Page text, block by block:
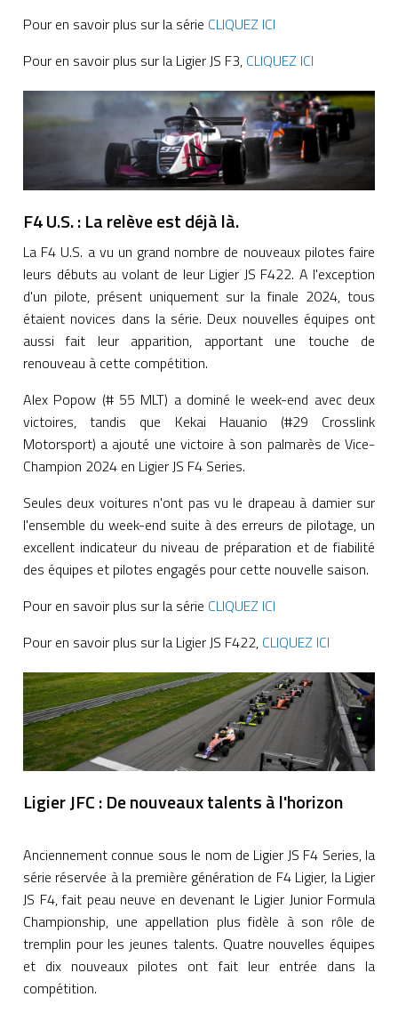
Pour en savoir plus sur la série CLIQUEZ ICI
Pour en savoir plus sur la Ligier JS F3, CLIQUEZ ICI
F4 U.S. : La relève est déjà là.
La F4 U.S. a vu un grand nombre de nouveaux pilotes faire
leurs débuts au volant de leur Ligier JS F422. A l'exception
d'un pilote, présent uniquement sur la finale 2024, tous
étaient novices dans la série. Deux nouvelles équipes ont
aussi fait leur apparition, apportant une touche de
renouveau à cette compétition.
Alex Popow (# 55 MLT) a dominé le week-end avec deux
victoires, tandis que Kekai Hauanio (#29 Crosslink
Motorsport) a ajouté une victoire à son palmarès de Vice-
Champion 2024 en Ligier JS F4 Series.
Seules deux voitures n'ont pas vu le drapeau à damier sur
l'ensemble du week-end suite à des erreurs de pilotage, un
excellent indicateur du niveau de préparation et de fiabilité
des équipes et pilotes engagés pour cette nouvelle saison.
Pour en savoir plus sur la série CLIQUEZ ICI
Pour en savoir plus sur la Ligier JS F422, CLIQUEZ ICI
Ligier JFC : De nouveaux talents à l'horizon
Anciennement connue sous le nom de Ligier JS F4 Series, la
série réservée à la première génération de F4 Ligier, la Ligier
JS F4, fait peau neuve en devenant le Ligier Junior Formula
Championship, une appellation plus fidèle à son rôle de
tremplin pour les jeunes talents. Quatre nouvelles équipes
et dix nouveaux pilotes ont fait leur entrée dans la
compétition.